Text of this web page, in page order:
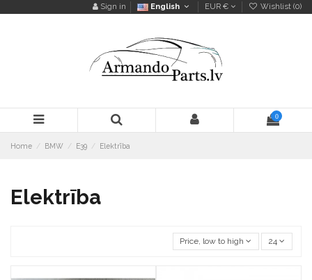
Sign in English EUR € Wishlist (0)
0
Home BMW E39 Elektrība
Elektrība
Price, low to high 24